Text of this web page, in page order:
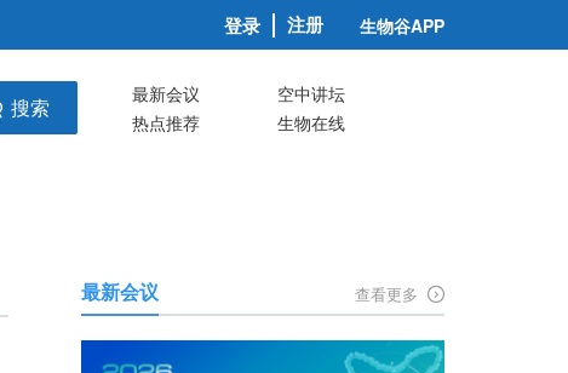
登录 注册 生物谷APP
搜索 最新会议
空中讲坛
热点推荐
生物在线
最新会议 查看更多